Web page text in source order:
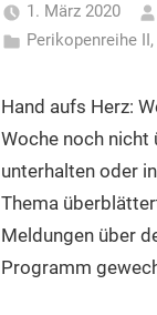
1. März 2020
Perikopenreihe II,
Hand aufs Herz:
Woche noch nicht
unterhalten oder
Thema
Meldungen über
Programm